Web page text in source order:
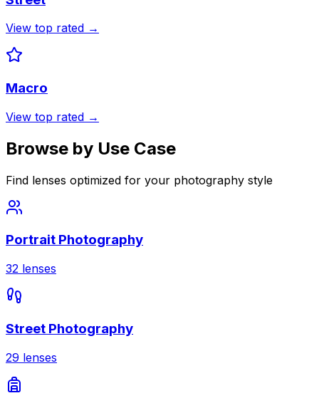
View top rated →
Macro
View top rated →
Browse by Use Case
Find lenses optimized for your photography style
Portrait Photography
32 lenses
Street Photography
29 lenses